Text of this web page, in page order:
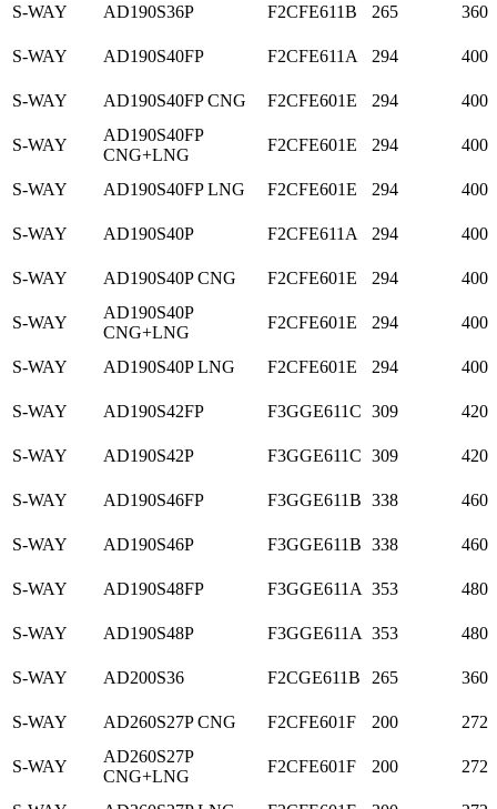
S-WAY AD190S36P F2CFE611B 265 360
S-WAY AD190S40FP F2CFE611A 294 400
S-WAY AD190S40FP CNG F2CFE601E 294 400
S-WAY
AD190S40FP
CNG+LNG
F2CFE601E 294 400
S-WAY AD190S40FP LNG F2CFE601E 294 400
S-WAY AD190S40P F2CFE611A 294 400
S-WAY AD190S40P CNG F2CFE601E 294 400
S-WAY
AD190S40P
CNG+LNG
F2CFE601E 294 400
S-WAY AD190S40P LNG F2CFE601E 294 400
S-WAY AD190S42FP F3GGE611C 309 420
S-WAY AD190S42P F3GGE611C 309 420
S-WAY AD190S46FP F3GGE611B 338 460
S-WAY AD190S46P F3GGE611B 338 460
S-WAY AD190S48FP F3GGE611A 353 480
S-WAY AD190S48P F3GGE611A 353 480
S-WAY AD200S36 F2CGE611B 265 360
S-WAY AD260S27P CNG F2CFE601F 200 272
S-WAY
AD260S27P
CNG+LNG
F2CFE601F 200 272